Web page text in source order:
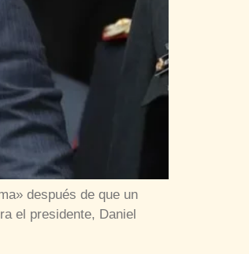
después de que un
el presidente, Daniel